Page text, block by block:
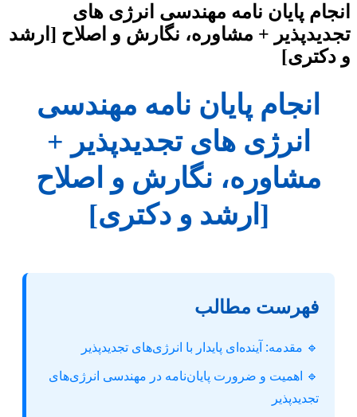
انجام پایان نامه مهندسی انرژی های
تجدیدپذیر + مشاوره، نگارش و اصلاح [ارشد
و دکتری]
انجام پایان نامه مهندسی
انرژی های تجدیدپذیر +
مشاوره، نگارش و اصلاح
[ارشد و دکتری]
فهرست مطالب
🔹 مقدمه: آینده‌ای پایدار با انرژی‌های تجدیدپذیر
🔹 اهمیت و ضرورت پایان‌نامه در مهندسی انرژی‌های
تجدیدپذیر